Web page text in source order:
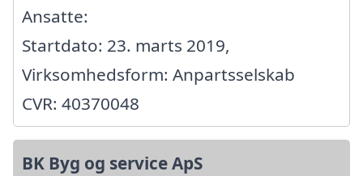
Ansatte:
Startdato: 23. marts 2019,
Virksomhedsform: Anpartsselskab
CVR: 40370048
BK Byg og service ApS